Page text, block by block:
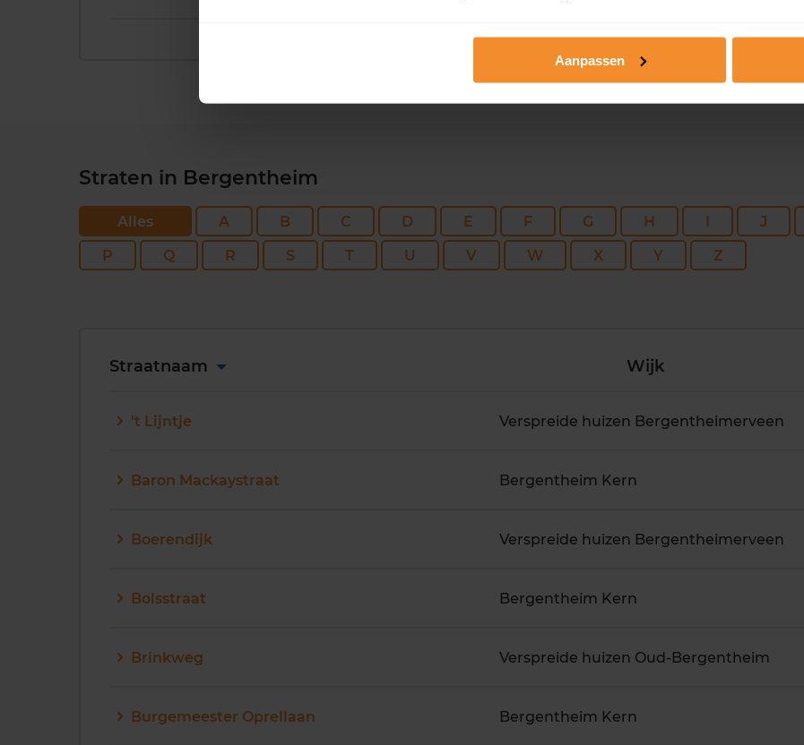
Aanpassen
Straten in Bergentheim
Alles A B C D E F G H I J
P
Q R S T U V W X Y Z
Straatnaam Wijk
't Lijntje Verspreide huizen Bergentheimerveen
Baron Mackaystraat Bergentheim Kern
Boerendijk Verspreide huizen Bergentheimerveen
Bolsstraat Bergentheim Kern
Brinkweg Verspreide huizen Oud-Bergentheim
Burgemeester Oprellaan Bergentheim Kern